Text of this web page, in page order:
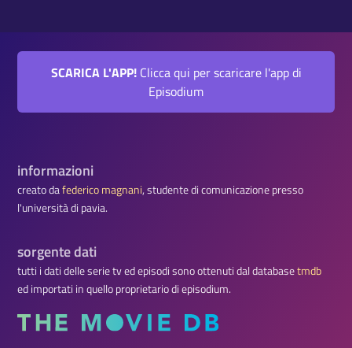
SCARICA L'APP!Clicca qui per scaricare l'app di
Episodium
informazioni
creato dafederico magnani, studente di comunicazione presso
l'università di pavia.
sorgente dati
tutti i dati delle serie tv ed episodi sono ottenuti dal databasetmdb
ed importati in quello proprietario di episodium.